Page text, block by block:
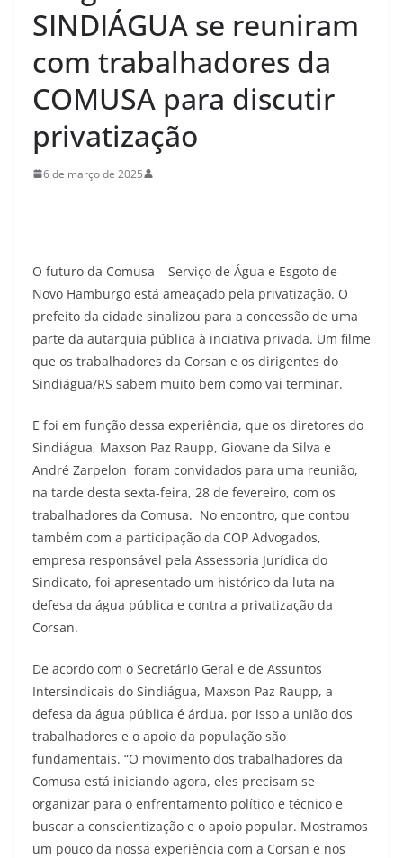
SINDIÁGUA se reuniram
com trabalhadores da
COMUSA para discutir
privatização
6 de março de 2025
O futuro da Comusa – Serviço de Água e Esgoto de
Novo Hamburgo está ameaçado pela privatização. O
prefeito da cidade sinalizou para a concessão de uma
parte da autarquia pública à inciativa privada. Um filme
que os trabalhadores da Corsan e os dirigentes do
Sindiágua/RS sabem muito bem como vai terminar.
E foi em função dessa experiência, que os diretores do
Sindiágua, Maxson Paz Raupp, Giovane da Silva e
André Zarpelon foram convidados para uma reunião,
na tarde desta sexta-feira, 28 de fevereiro, com os
trabalhadores da Comusa. No encontro, que contou
também com a participação da COP Advogados,
empresa responsável pela Assessoria Jurídica do
Sindicato, foi apresentado um histórico da luta na
defesa da água pública e contra a privatização da
Corsan.
De acordo com o Secretário Geral e de Assuntos
Intersindicais do Sindiágua, Maxson Paz Raupp, a
defesa da água pública é árdua, por isso a união dos
trabalhadores e o apoio da população são
fundamentais. “O movimento dos trabalhadores da
Comusa está iniciando agora, eles precisam se
organizar para o enfrentamento político e técnico e
buscar a conscientização e o apoio popular. Mostramos
um pouco da nossa experiência com a Corsan e nos